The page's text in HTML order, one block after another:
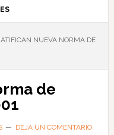
NUEVA NORMA DE
de
DEJA UN COMENTARIO